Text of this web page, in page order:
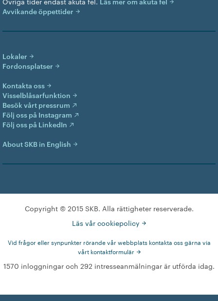
Avvikande öppettider
Lokaler
Fordonsplatser
Kontakta oss
Visselblåsarfunktion
Besök vårt pressrum
Följ oss på Instagram
Följ oss på LinkedIn
About SKB in English
Copyright © 2015 SKB. Alla rättigheter reserverade.
Läs vår cookiepolicy
Vid frågor eller synpunkter rörande vår webbplats kontakta oss gärna via
vårt kontaktformulär
1570 inloggningar och 292 intresseanmälningar är utförda idag.